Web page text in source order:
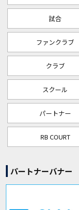
試合
ファンクラブ
クラブ
スクール
パートナー
RB COURT
パートナーバナー